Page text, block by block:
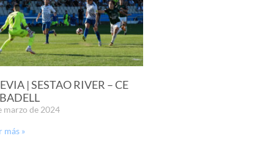
| SESTAO RIVER – CE
marzo de 2024
más »